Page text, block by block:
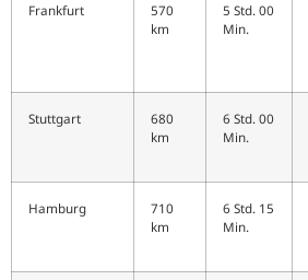
Frankfurt
570
km
5 Std. 00
Min.
Stuttgart
680
km
6 Std. 00
Min.
Hamburg
710
km
6 Std. 15
Min.